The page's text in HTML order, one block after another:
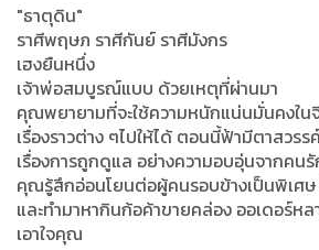
"ธาตุดิน"
ราศีพฤษภ ราศีกันย์ ราศีมังกร
เฮงยืนหนึ่ง
เจ้าพ่อสมบูรณ์แบบ ด้วยเหตุที่ผ่านมา
คุณพยายามที่จะใช้ความหนักแน่นมั่นคงใน
เรื่องราวต่าง ๆไปให้ได้ ตอนนี้ฟ้ามีตาสวร
เรื่องการถูกดูแล อย่างความอบอุ่นจากคนรั
คุณรู้สึกอ่อนโยนต่อผู้คนรอบข้างเป็นพิเศษ
และทำมาหากินก้อค้าขายคล่อง ออเดอร์ห
เอาใจคุณ